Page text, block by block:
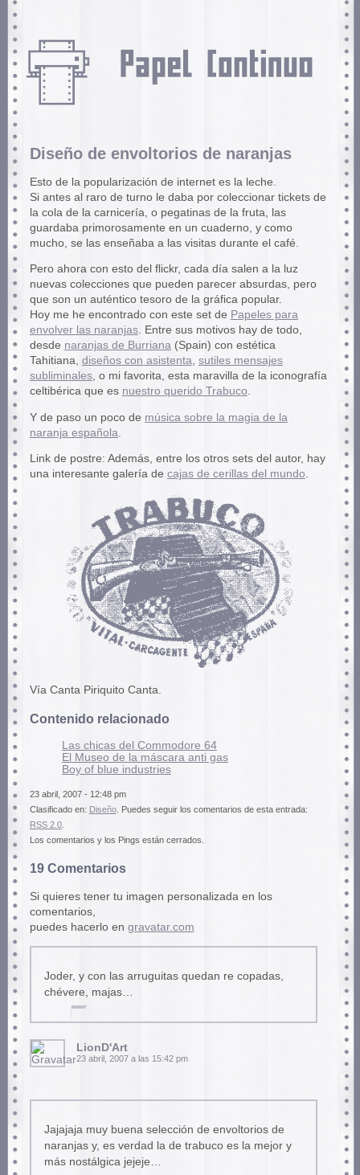
Diseño de envoltorios de naranjas
Esto de la popularización de internet es la leche.
Si antes al raro de turno le daba por coleccionar tickets de
la cola de la carnicería, o pegatinas de la fruta, las
guardaba primorosamente en un cuaderno, y como
mucho, se las enseñaba a las visitas durante el café.
Pero ahora con esto del flickr, cada día salen a la luz
nuevas colecciones que pueden parecer absurdas, pero
que son un auténtico tesoro de la gráfica popular.
Hoy me he encontrado con este set de Papeles para
envolver las naranjas. Entre sus motivos hay de todo,
desde naranjas de Burriana(Spain) con estética
Tahitiana, diseños con asistenta, sutiles mensajes
subliminales, o mi favorita, esta maravilla de la iconografía
celtibérica que es nuestro querido Trabuco.
Y de paso un poco de música sobre la magia de la
naranja española
Link de postre: Además, entre los otros sets del autor, hay
una interesante galería de cajas de cerillas del mundo.
Vía Canta Piriquito Canta.
Contenido relacionado
Las chicas del Commodore 64
El Museo de la máscara anti gas
Boy of blue industries
23 abril, 2007 - 12:48 pm
Clasificado en: Diseño. Puedes seguir los comentarios de esta entrada:
RSS 2.0.
Los comentarios y los Pings están cerrados.
19 Comentarios
Si quieres tener tu imagen personalizada en los
comentarios,
puedes hacerlo en gravatar.com
Joder, y con las arruguitas quedan re copadas,
chévere, majas…
LionD'Art
23 abril, 2007 a las 15:42 pm
Jajajaja muy buena selección de envoltorios de
naranjas y, es verdad la de trabuco es la mejor y
más nostálgica jejeje…